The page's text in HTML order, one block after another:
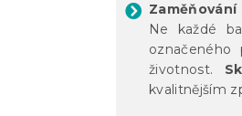
Ne každé
životnost.
kvalitnějším